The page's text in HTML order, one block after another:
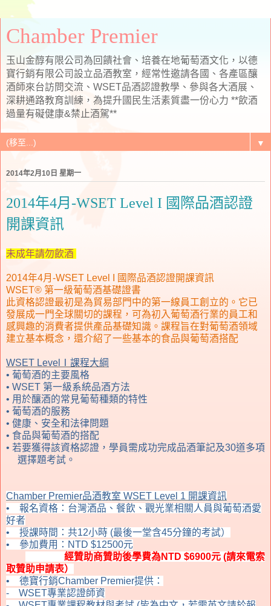
Chamber Premier
玉山金醇有限公司為回饋社會、培養在地葡萄酒文化，以德
寶行銷有限公司設立品酒教室，經常性邀請各國、各產區釀
酒師來台訪問交流、WSET品酒認證教學、參與各大酒展、
深耕通路教育訓練，為提升國民生活素質盡一份心力 **飲酒
過量有礙健康&禁止酒駕**
▼
2014年2月10日 星期一
2014年4月-WSET Level I 國際品酒認證
開課資訊
未成年請勿飲酒
2014年4月-WSET Level I 國際品酒認證開課資訊
WSET® 第一級葡萄酒基礎證書
此資格認證最初是為貿易部門中的第一線員工創立的。它已
發展成一門全球關切的課程，可為初入葡萄酒行業的員工和
感興趣的消費者提供產品基礎知識。課程旨在對葡萄酒領域
建立基本概念，還介紹了一些基本的食品與葡萄酒搭配
WSET Level
課程大綱
• 葡萄酒的主要風格
• WSET 第一級系統品酒方法
• 用於釀酒的常見葡萄種類的特性
• 葡萄酒的服務
• 健康、安全和法律問題
• 食品與葡萄酒的搭配
• 若要獲得該資格認證，學員需成功完成品酒筆記及30道多項
選擇題考試。
Chamber Premier品酒教室 WSET Level 1 開課資訊
• 報名資格：台灣酒品、餐飲、觀光業相關人員與葡萄酒愛
好者
• 授課時間：共12小時 (最後一堂含45分鐘的考試）
• 參加費用： NTD $12500元
經贊助商贊助後學費為NTD $6900元 (請來電索
取贊助申請表）
• 德寶行銷Chamber Premier提供：
- WSET專業認證師資